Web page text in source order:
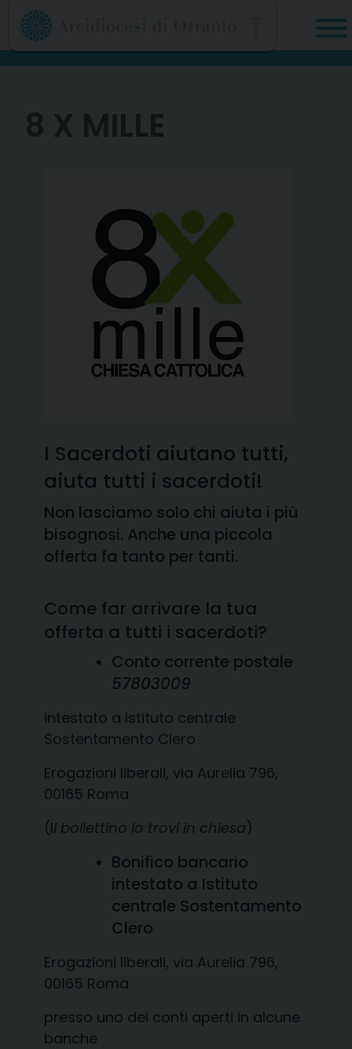
Skip
content
I Sacerdoti aiutano tutti,
aiuta tutti i sacerdoti!
Non lasciamo solo chi aiuta i più
bisognosi. Anche una piccola
offerta fa tanto per tanti.
Come far arrivare la tua
offerta a tutti i sacerdoti?
Conto corrente postale
57803009
intestato a Istituto centrale
Sostentamento Clero
Erogazioni liberali, via Aurelia 796,
00165 Roma
(Il bollettino lo trovi in chiesa)
Bonifico bancario
intestato a Istituto
centrale Sostentamento
Clero
Erogazioni liberali, via Aurelia 796,
00165 Roma
presso uno dei conti aperti in alcune
banche